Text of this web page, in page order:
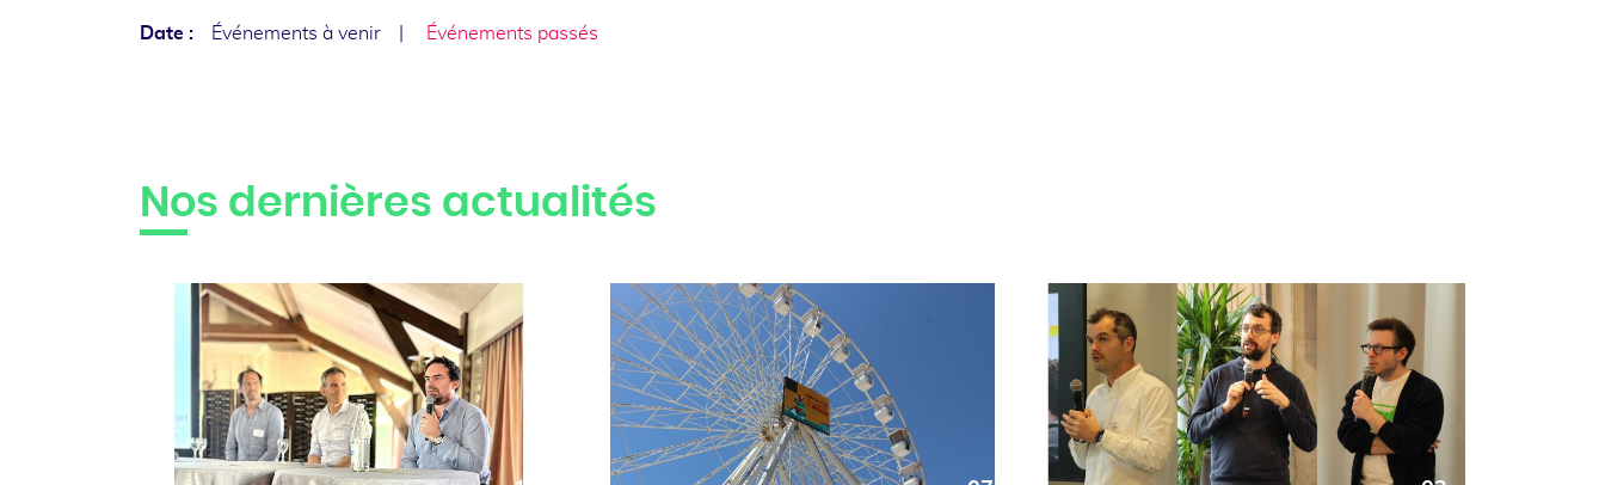
Date : Événements à venir Événements passés
Nos dernières actualités